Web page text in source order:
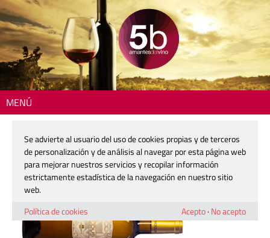
MENÚ
2605-nodus-sauvignon-blanc
30 marzo, 2026
Se advierte al usuario del uso de cookies propias y de terceros
de personalización y de análisis al navegar por esta página web
para mejorar nuestros servicios y recopilar información
estrictamente estadística de la navegación en nuestro sitio
web.
Política de cookies
Acepto· No acepto